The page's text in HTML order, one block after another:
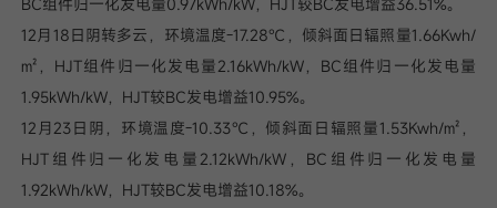
12月18日阴转多云，环境温度-17.28℃，倾斜面日辐照量1.66Kwh/
㎡，HJT组件归一化发电量2.16kWh/kW，BC组件归一化发电量
1.95kWh/kW，HJT较BC发电增益10.95%。
12月23日阴，环境温度-10.33℃，倾斜面日辐照量1.53Kwh/㎡，
HJT组件归一化发电量2.12kWh/kW，BC组件归一化发电量
1.92kWh/kW，HJT较BC发电增益10.18%。